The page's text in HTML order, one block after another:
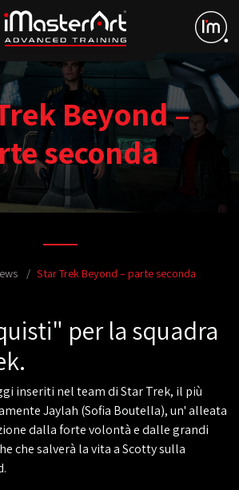
Beyond –
seconda
Star Trek Beyond – parte seconda
per la squadra
inseriti nel team di Star Trek, il più
Jaylah (Sofia Boutella), un' alleata
dalla forte volontà e dalle grandi
che salverà la vita a Scotty sulla